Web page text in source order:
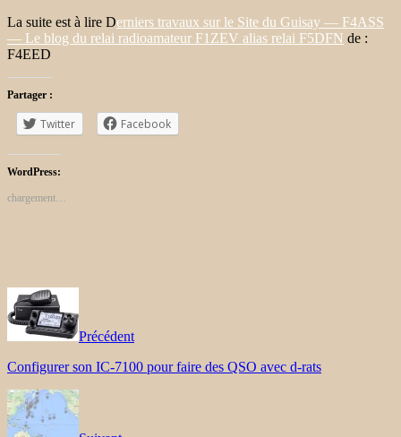
La suite est à lire Derniers travaux sur le Site du Guisay — F4ASS
— Le blog du relai radioamateur F1ZEV alias relai F5DFN de :
F4EED
Partager :
Twitter Facebook
WordPress:
chargement…
Précédent
Configurer son IC-7100 pour faire des QSO avec d-rats